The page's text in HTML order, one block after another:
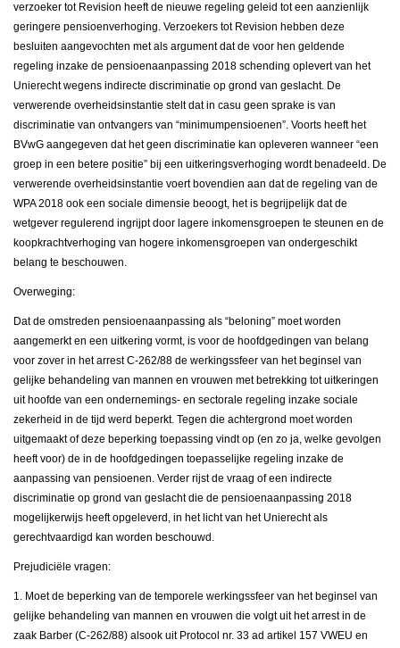
verzoeker tot Revision heeft de nieuwe regeling geleid tot een aanzienlijk
geringere pensioenverhoging. Verzoekers tot Revision hebben deze
besluiten aangevochten met als argument dat de voor hen geldende
regeling inzake de pensioenaanpassing 2018 schending oplevert van het
Unierecht wegens indirecte discriminatie op grond van geslacht. De
verwerende overheidsinstantie stelt dat in casu geen sprake is van
discriminatie van ontvangers van “minimumpensioenen”. Voorts heeft het
BVwG aangegeven dat het geen discriminatie kan opleveren wanneer “een
groep in een betere positie” bij een uitkeringsverhoging wordt benadeeld. De
verwerende overheidsinstantie voert bovendien aan dat de regeling van de
WPA 2018 ook een sociale dimensie beoogt, het is begrijpelijk dat de
wetgever regulerend ingrijpt door lagere inkomensgroepen te steunen en de
koopkrachtverhoging van hogere inkomensgroepen van ondergeschikt
belang te beschouwen.
Overweging:
Dat de omstreden pensioenaanpassing als “beloning” moet worden
aangemerkt en een uitkering vormt, is voor de hoofdgedingen van belang
voor zover in het arrest C-262/88 de werkingssfeer van het beginsel van
gelijke behandeling van mannen en vrouwen met betrekking tot uitkeringen
uit hoofde van een ondernemings- en sectorale regeling inzake sociale
zekerheid in de tijd werd beperkt. Tegen die achtergrond moet worden
uitgemaakt of deze beperking toepassing vindt op (en zo ja, welke gevolgen
heeft voor) de in de hoofdgedingen toepasselijke regeling inzake de
aanpassing van pensioenen. Verder rijst de vraag of een indirecte
discriminatie op grond van geslacht die de pensioenaanpassing 2018
mogelijkerwijs heeft opgeleverd, in het licht van het Unierecht als
gerechtvaardigd kan worden beschouwd.
Prejudiciële vragen:
1. Moet de beperking van de temporele werkingssfeer van het beginsel van
gelijke behandeling van mannen en vrouwen die volgt uit het arrest in de
zaak Barber (C-262/88) alsook uit Protocol nr. 33 ad artikel 157 VWEU en